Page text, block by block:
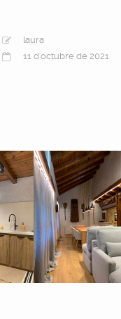
laura
11 d'octubre de 2021